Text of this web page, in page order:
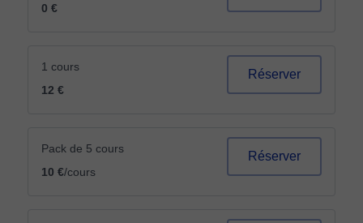
0 €
1 cours
12 €
Réserver
Pack de 5 cours
10 €/cours
Réserver